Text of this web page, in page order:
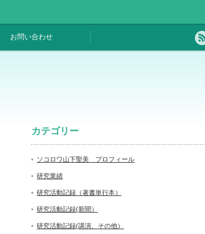
お問い合わせ
カテゴリー
ソコロワ山下聖美 プロフィール
研究業績
研究活動記録（著書単行本）
研究活動記録(新聞）
研究活動記録(講演、その他）